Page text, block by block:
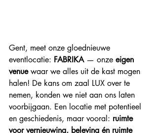
Gent, meet onze gloednieuwe
eventlocatie: FABRIKA — onze eigen
venue waar we alles uit de kast mogen
halen! De kans om zaal LUX over te
nemen, konden we niet aan ons laten
voorbijgaan. Een locatie met potentieel
en geschiedenis, maar vooral: ruimte
voor vernieuwing, beleving én ruimte